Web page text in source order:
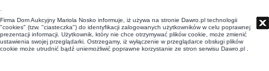
t
Firma Dom Aukcyjny Mariola Nosko informuje, iż używa na stronie Dawro.pl technologii
"cookies" (tzw. "ciasteczka") do identyfikacji zalogowanych użytkowników w celu poprawnej
prezentacji informacji. Użytkownik, który nie chce otrzymywać plików cookie, może zmienić
ustawienia swojej przeglądarki. Ostrzegamy, iż wyłączenie w przeglądarce obsługi plików
cookie może utrudnić bądź uniemożliwić poprawne korzystanie ze stron serwisu Dawro.pl .